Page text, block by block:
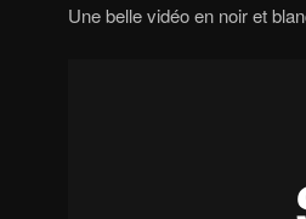
Une belle vidéo en noir et